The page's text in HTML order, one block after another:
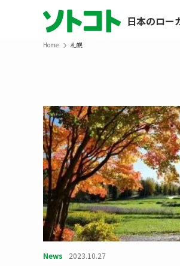
日本のロー
Home 札幌
News 2023.10.27